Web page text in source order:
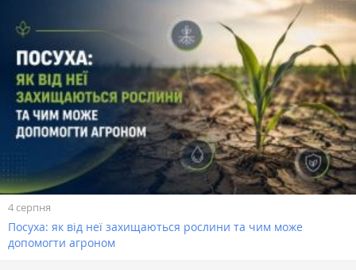
4 серпня
Посуха: як від неї захищаються рослини та чим може
допомогти агроном